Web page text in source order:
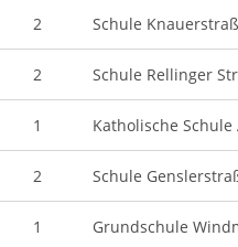
2 Schule
2 Schule Rellinger
1 Katholische Schule
2 Schule
1 Grundschule